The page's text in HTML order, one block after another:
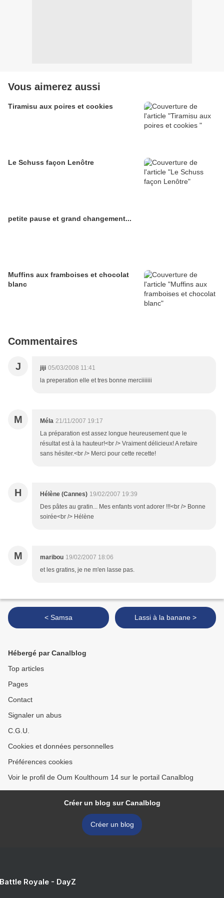
Vous aimerez aussi
Tiramisu aux poires et cookies
Le Schuss façon Lenôtre
petite pause et grand changement...
Muffins aux framboises et chocolat
blanc
Commentaires
J jiji 05/03/2008 11:41
la preperation elle et tres bonne merciiiiiii
M Méla 21/11/2007 19:17
La préparation est assez longue heureusement que le
résultat est à la hauteur!<br /> Vraiment délicieux! A refaire
sans hésiter.<br /> Merci pour cette recette!
H Hélène (Cannes) 19/02/2007 19:39
Des pâtes au gratin... Mes enfants vont adorer !!!<br /> Bonne
soirée<br /> Hélène
M maribou 19/02/2007 18:06
et les gratins, je ne m'en lasse pas.
< Samsa Lassi à la banane >
Hébergé par Canalblog
Top articles
Pages
Contact
Signaler un abus
C.G.U.
Cookies et données personnelles
Préférences cookies
Voir le profil de Oum Koulthoum 14 sur le portail Canalblog
Créer un blog sur Canalblog
Créer un blog
Royale - DayZ